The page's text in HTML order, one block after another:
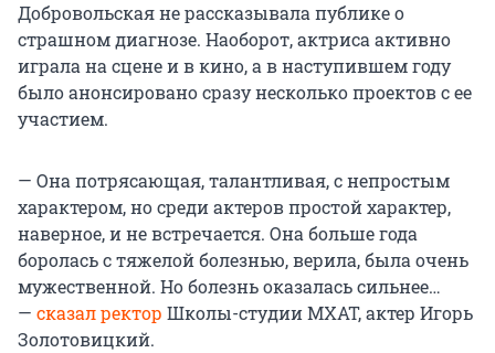
Добровольская не рассказывала публике о
страшном диагнозе. Наоборот, актриса активно
играла на сцене и в кино, а в наступившем году
было анонсировано сразу несколько проектов с ее
участием.
— Она потрясающая, талантливая, с непростым
характером, но среди актеров простой характер,
наверное, и не встречается. Она больше года
боролась с тяжелой болезнью, верила, была очень
мужественной. Но болезнь оказалась сильнее…
— сказал ректор Школы-студии МХАТ, актер Игорь
Золотовицкий.